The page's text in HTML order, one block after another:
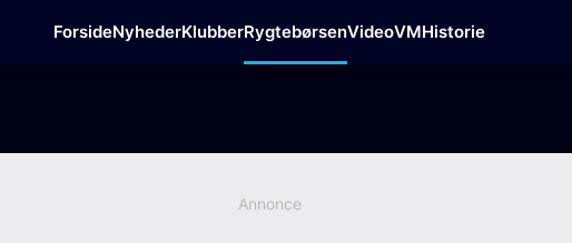
ForsideNyhederKlubberRygtebørsenVideoVMHistorie
Annonce